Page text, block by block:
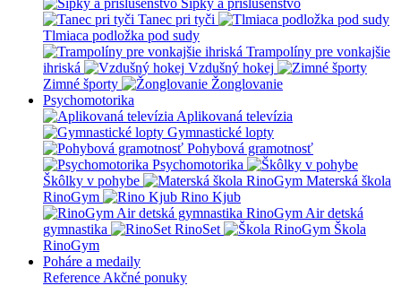
Šípky a príslušenstvo
Tanec pri tyči
Tlmiaca podložka pod sudy
Trampolíny pre vonkajšie
ihriská
Vzdušný hokej
Zimné športy
Žonglovanie
Psychomotorika
Aplikovaná televízia
Gymnastické lopty
Pohybová gramotnosť
Psychomotorika
Škôlky v pohybe
Materská škola
RinoGym
Rino Kjub
RinoGym Air detská
gymnastika
RinoSet
Škola
RinoGym
Poháre a medaily
Reference Akčné ponuky